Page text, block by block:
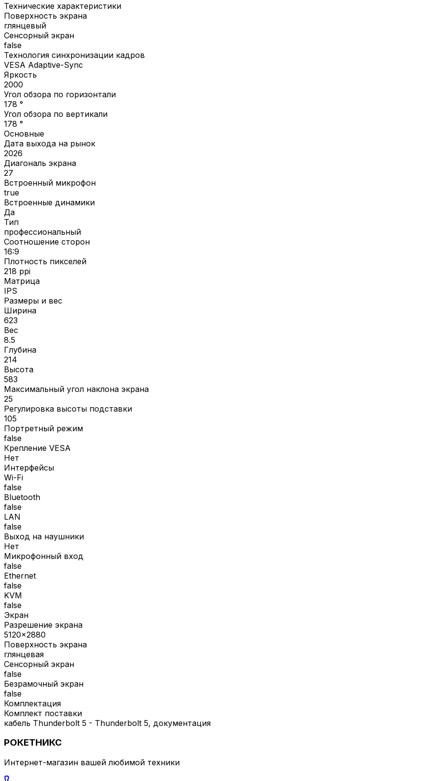
Технические характеристики
Поверхность экрана
глянцевый
Сенсорный экран
false
Технология синхронизации кадров
VESA Adaptive-Sync
Яркость
2000
Угол обзора по горизонтали
178 °
Угол обзора по вертикали
178 °
Основные
Дата выхода на рынок
2026
Диагональ экрана
27
Встроенный микрофон
true
Встроенные динамики
Да
Тип
профессиональный
Соотношение сторон
16:9
Плотность пикселей
218 ppi
Матрица
IPS
Размеры и вес
Ширина
623
Вес
8.5
Глубина
214
Высота
583
Максимальный угол наклона экрана
25
Регулировка высоты подставки
105
Портретный режим
false
Крепление VESA
Нет
Интерфейсы
Wi-Fi
false
Bluetooth
false
LAN
false
Выход на наушники
Нет
Микрофонный вход
false
Ethernet
false
KVM
false
Экран
Разрешение экрана
5120x2880
Поверхность экрана
глянцевая
Сенсорный экран
false
Безрамочный экран
false
Комплектация
Комплект поставки
кабель Thunderbolt 5 - Thunderbolt 5, документация
РОКЕТНИКС
Интернет-магазин вашей любимой техники